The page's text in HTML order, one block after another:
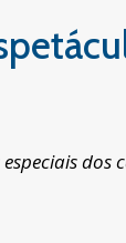
dos